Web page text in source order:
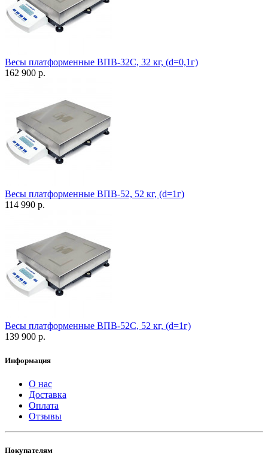
Весы платформенные ВПВ-32С, 32 кг, (d=0,1г)
162 900 р.
Весы платформенные ВПВ-52, 52 кг, (d=1г)
114 990 р.
Весы платформенные ВПВ-52С, 52 кг, (d=1г)
139 900 р.
Информация
О нас
Доставка
Оплата
Отзывы
Покупателям